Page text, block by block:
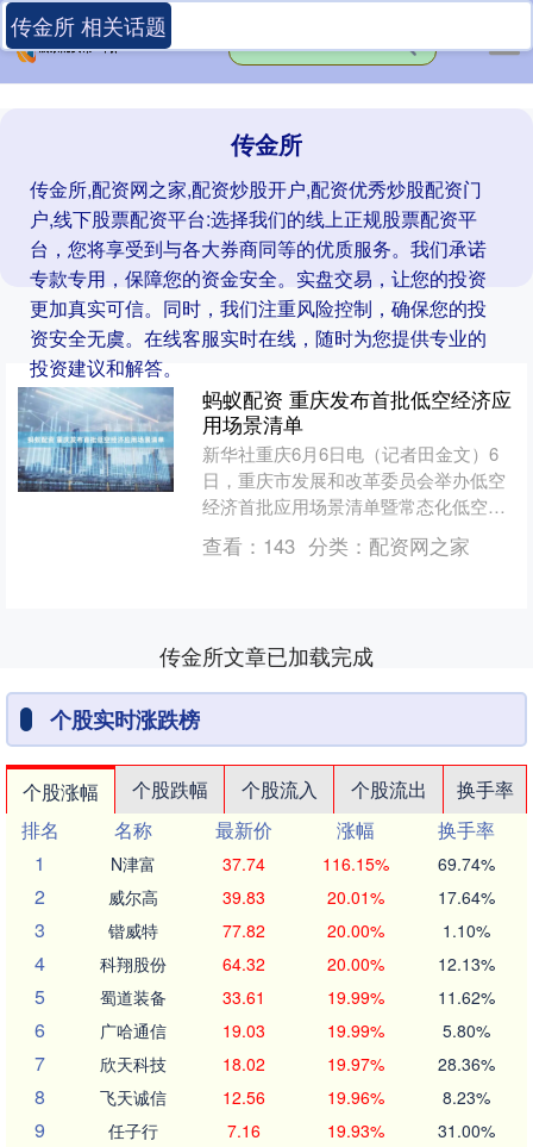
传金所
传金所,配资网之家,配资炒股开户,配资优秀炒股配资门
户,线下股票配资平台:选择我们的线上正规股票配资平
台，您将享受到与各大券商同等的优质服务。我们承诺
专款专用，保障您的资金安全。实盘交易，让您的投资
更加真实可信。同时，我们注重风险控制，确保您的投
资安全无虞。在线客服实时在线，随时为您提供专业的
投资建议和解答。
传金所 相关话题
蚂蚁配资 重庆发布首批低空经济应
用场景清单
新华社重庆6月6日电（记者田金文）6
日，重庆市发展和改革委员会举办低空
经济首批应用场景清单暨常态化低空货
运物流航线发布活动蚂蚁配资，正式发
布了重庆首批低空经济应....
查看： 143 分类： 配资网之家
传金所文章已加载完成
个股实时涨跌榜
个股涨幅 个股跌幅 个股流入 个股流出
换手率
排名
名称 最新价 涨幅
换手率
1
N津富 37.74 116.15% 69.74%
2 威尔高 39.83 20.01% 17.64%
3 锴威特 77.82 20.00% 1.10%
4 科翔股份 64.32 20.00% 12.13%
5 蜀道装备 33.61 19.99% 11.62%
6 广哈通信 19.03 19.99% 5.80%
7 欣天科技 18.02 19.97% 28.36%
8 飞天诚信 12.56 19.96% 8.23%
9 任子行 7.16 19.93% 31.00%